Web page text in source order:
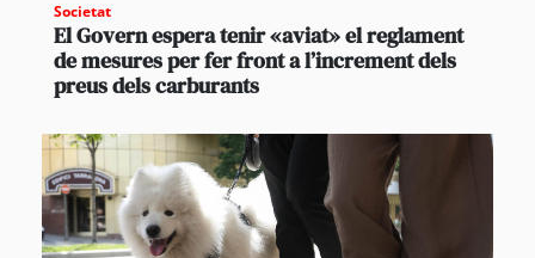
Societat
El Govern espera tenir «aviat» el reglament
de mesures per fer front a l’increment dels
preus dels carburants